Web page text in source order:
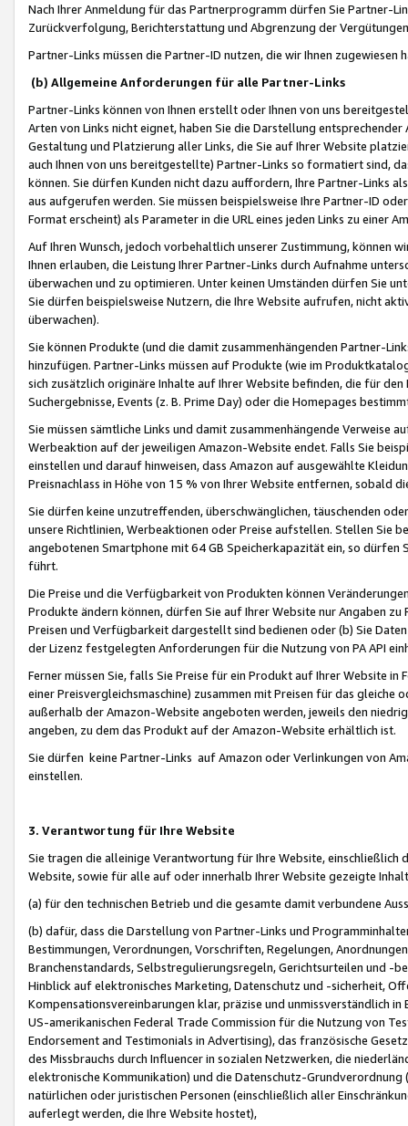
Nach Ihrer Anmeldung für das Partnerprogramm dürfen Sie Partner-
Zurückverfolgung, Berichterstattung und Abgrenzung der
Partner-Links müssen die Partner-ID nutzen, die wir Ihnen zugewiesen
(b) Allgemeine Anforderungen für alle Partner-Links
Partner-Links können von Ihnen erstellt oder Ihnen von uns
Arten von Links nicht eignet, haben Sie die Darstellung
Gestaltung und Platzierung aller Links, die Sie auf Ihrer Website
auch Ihnen von uns bereitgestellte) Partner-Links so formatiert sind,
können. Sie dürfen Kunden nicht dazu auffordern, Ihre Partner-Links
aus aufgerufen werden. Sie müssen beispielsweise Ihre Partner-ID
Format erscheint) als Parameter in die URL eines jeden Links zu einer
Auf Ihren Wunsch, jedoch vorbehaltlich unserer Zustimmung, können
Ihnen erlauben, die Leistung Ihrer Partner-Links durch Aufnahme
überwachen und zu optimieren. Unter keinen Umständen dürfen Sie
Sie dürfen beispielsweise Nutzern, die Ihre Website aufrufen, nicht
überwachen).
Sie können Produkte (und die damit zusammenhängenden Partner-
hinzufügen. Partner-Links müssen auf Produkte (wie im
sich zusätzlich originäre Inhalte auf Ihrer Website befinden, die für
Suchergebnisse, Events (z. B. Prime Day) oder die Homepages
Sie müssen sämtliche Links und damit zusammenhängende
Werbeaktion auf der jeweiligen Amazon-Website endet. Falls Sie
einstellen und darauf hinweisen, dass Amazon auf ausgewählte
Preisnachlass in Höhe von 15 % von Ihrer Website entfernen, sobald
Sie dürfen keine unzutreffenden, überschwänglichen, täuschenden
unsere Richtlinien, Werbeaktionen oder Preise aufstellen. Stellen Sie
angebotenen Smartphone mit 64 GB Speicherkapazität ein, so dürfen
führt.
Die Preise und die Verfügbarkeit von Produkten können
Produkte ändern können, dürfen Sie auf Ihrer Website nur Angaben
Preisen und Verfügbarkeit dargestellt sind bedienen oder (b) Sie
der Lizenz festgelegten Anforderungen für die Nutzung von PA API
Ferner müssen Sie, falls Sie Preise für ein Produkt auf Ihrer Website
einer Preisvergleichsmaschine) zusammen mit Preisen für das
außerhalb der Amazon-Website angeboten werden, jeweils den
angeben, zu dem das Produkt auf der Amazon-Website erhältlich ist.
Sie dürfen keine Partner-Links auf Amazon oder Verlinkungen von
einstellen.
3. Verantwortung für Ihre Website
Sie tragen die alleinige Verantwortung für Ihre Website,
Website, sowie für alle auf oder innerhalb Ihrer Website gezeigte
(a) für den technischen Betrieb und die gesamte damit verbundene
(b) dafür, dass die Darstellung von Partner-Links und
Bestimmungen, Verordnungen, Vorschriften, Regelungen,
Branchenstandards, Selbstregulierungsregeln, Gerichtsurteilen und -
Hinblick auf elektronisches Marketing, Datenschutz und -sicherheit,
Kompensationsvereinbarungen klar, präzise und unmissverständlich
US-amerikanischen Federal Trade Commission für die Nutzung von
Endorsement and Testimonials in Advertising), das französische
des Missbrauchs durch Influencer in sozialen Netzwerken, die
elektronische Kommunikation) und die Datenschutz-
natürlichen oder juristischen Personen (einschließlich aller
auferlegt werden, die Ihre Website hostet),